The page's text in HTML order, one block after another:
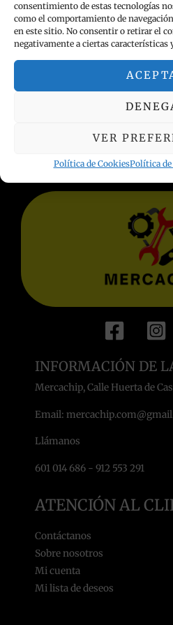
consentimiento de estas tecnologías
como el comportamiento de
en este sitio. No consentir o retirar el
negativamente a ciertas características
VER
Política de CookiesPolítica
INFORMACIÓN LEGAL
Términos y condiciones
Aviso Legal
INFORMACIÓN DE
Mercachip, Calle Huerta de
Email:
Llámanos
601 014 686 - 912 553 291
ATENCIÓN AL
Contáctanos
Sobre nosotros
Mi cuenta
Mi lista de deseos